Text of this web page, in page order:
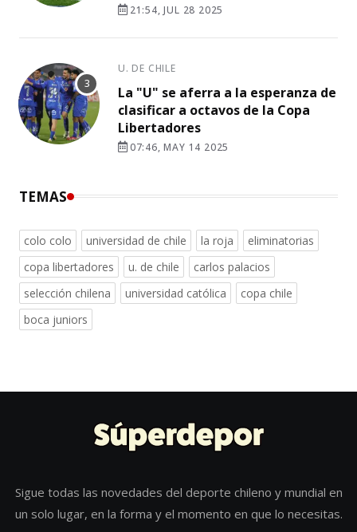
21:54, JUL 28 2025
U. DE CHILE
La "U" se aferra a la esperanza de
clasificar a octavos de la Copa
Libertadores
07:46, MAY 14 2025
TEMAS
colo colo universidad de chile la roja
eliminatorias
copa libertadores
u. de chile
carlos palacios
selección chilena
universidad católica
copa chile
boca juniors
Sigue todas las novedades del deporte chileno y mundial en
un solo lugar, en la forma y el momento en que lo necesitas.